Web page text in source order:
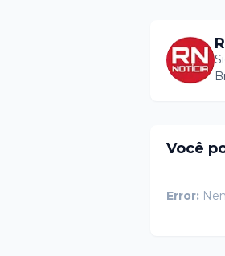
Você
Error: